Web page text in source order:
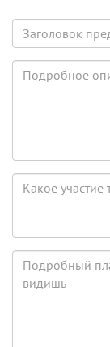
Заголовок
предложения
Подробное
описание
Какое
сможешь
принять
реализации
Подробный
реализации